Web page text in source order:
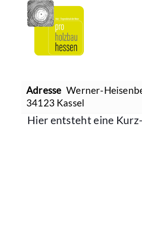
Adresse Werner-
34123 Kassel
Hier entsteht eine